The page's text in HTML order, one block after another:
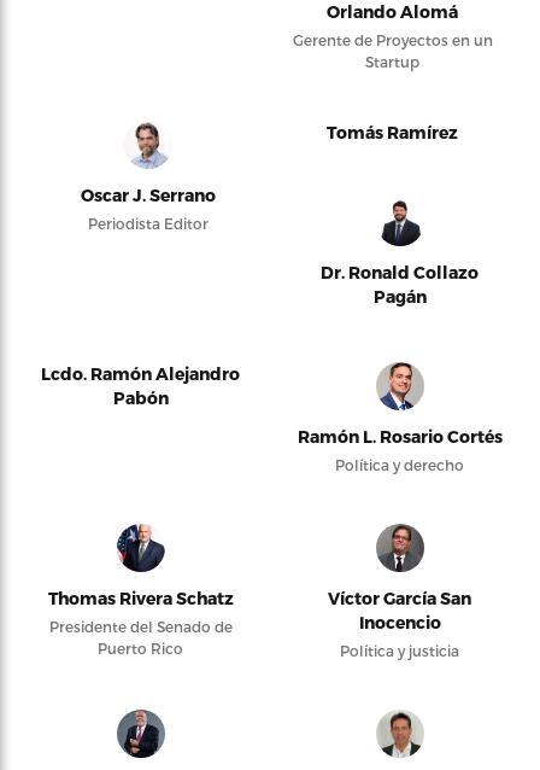
Orlando Alomá
Gerente de Proyectos en un
Startup
Oscar J. Serrano
Periodista Editor
Tomás Ramírez
Dr. Ronald Collazo
Pagán
Lcdo. Ramón Alejandro
Pabón
Ramón L. Rosario Cortés
Política y derecho
Thomas Rivera Schatz
Presidente del Senado de
Puerto Rico
Víctor García San
Inocencio
Política y justicia